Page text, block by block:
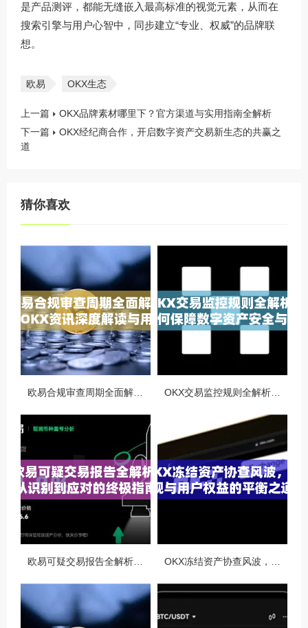
是产品测评，都能无缝嵌入最高标准的视觉元素，从而在
搜索引擎与用户心智中，同步建立“专业、权威”的品牌联
想。
欧易 OKX生态
上一篇
OKX品牌素材哪里下？官方渠道与实用指南全解析
下一篇
OKX经纪商合作，开启数字资产交易新生态的共赢之
道
猜你喜欢